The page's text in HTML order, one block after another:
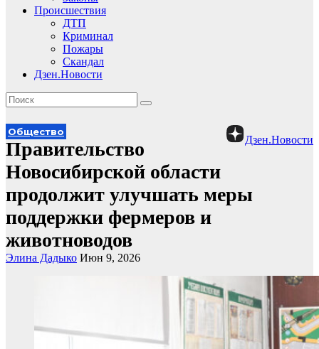
Происшествия
ДТП
Криминал
Пожары
Скандал
Дзен.Новости
Дзен.Новости
Общество
Правительство
Новосибирской области
продолжит улучшать меры
поддержки фермеров и
животноводов
Элина Дадыко Июн 9, 2026